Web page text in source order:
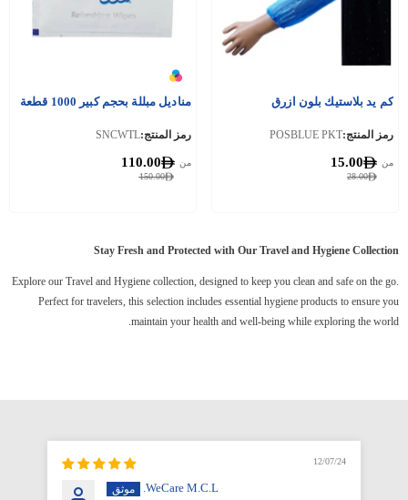
كم يد بلاستيك بلون ازرق
رمز المنتج:POSBLUE PKT
28.00
من 15.00
مناديل مبللة بحجم كبير 1000 قطعة
رمز المنتج:SNCWTL
150.00
من 110.00
Stay Fresh and Protected with Our Travel and Hygiene Collection
Explore our Travel and Hygiene collection, designed to keep you clean and safe on the go.
Perfect for travelers, this selection includes essential hygiene products to ensure you
maintain your health and well-being while exploring the world.
12/07/24
WeCare M.C.L.